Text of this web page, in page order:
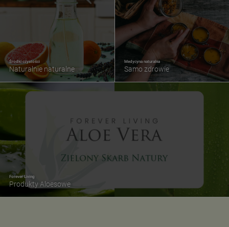
Forever Living
Produkty Aloesowe
Środki czystości
Naturalnie naturalne
Medycyna naturalna
Samo zdrowie